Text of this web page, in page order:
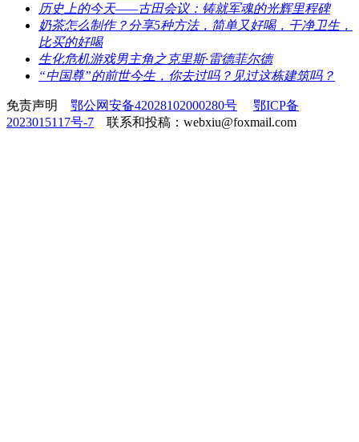
​历史上的今天——古田会议：铸就军魂的光辉里程碑
​奶茶怎么制作？分享5种方法，简单又好喝，干净卫生，
比买的好喝
​生化危机游戏男主角之克里斯·雷德菲尔德
​“中国尊”的前世今生，你去过吗？见过这栋建筑吗？
免责声明 鄂公网安备42028102000280号
鄂ICP备
2023015117号-7 联系和投稿：webxiu@foxmail.com